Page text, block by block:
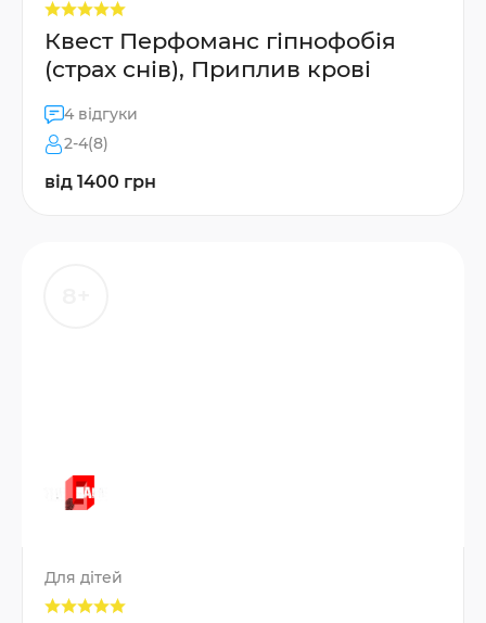
Квест Перфоманс гіпнофобія
(страх снів), Приплив крові
4 відгуки
2-4(8)
від 1400 грн
Для дітей